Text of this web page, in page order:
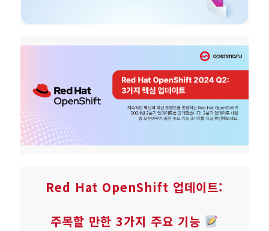
Red Hat OpenShift 업데이트:
주목할 만한 3가지 주요 기능